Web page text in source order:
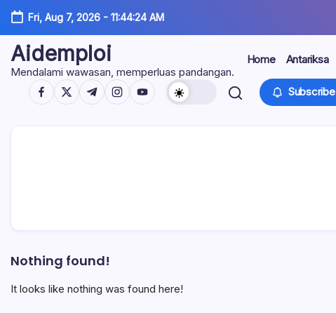
Skip
content
Fri, Aug 7, 2026- 11:44:24 AM
Aidemploi
Mendalami wawasan, memperluas pandangan.
Home Antariksa
https://www.facebook.com/
https://twitter.com/
https://t.me/
https://www.instagram.com/
https://youtube.com/ Subscribe
Nothing found!
It looks like nothing was found here!